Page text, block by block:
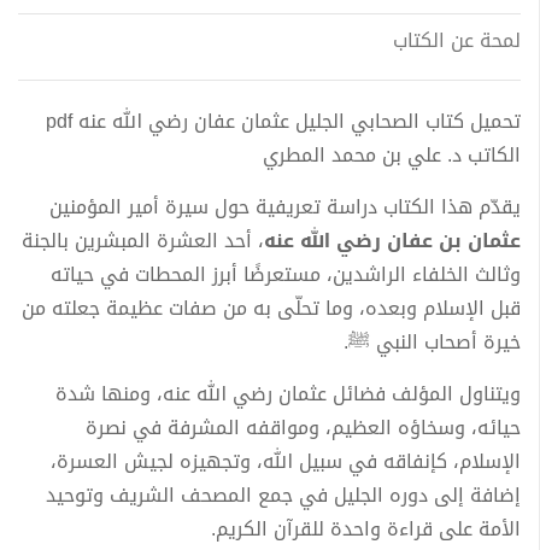
لمحة عن الكتاب
تحميل كتاب الصحابي الجليل عثمان عفان رضي الله عنه pdf
الكاتب د. علي بن محمد المطري
يقدّم هذا الكتاب دراسة تعريفية حول سيرة أمير المؤمنين
عثمان بن عفان رضي الله عنه، أحد العشرة المبشرين بالجنة
وثالث الخلفاء الراشدين، مستعرضًا أبرز المحطات في حياته
قبل الإسلام وبعده، وما تحلّى به من صفات عظيمة جعلته من
خيرة أصحاب النبي ﷺ.
ويتناول المؤلف فضائل عثمان رضي الله عنه، ومنها شدة
حيائه، وسخاؤه العظيم، ومواقفه المشرفة في نصرة
الإسلام، كإنفاقه في سبيل الله، وتجهيزه لجيش العسرة،
إضافة إلى دوره الجليل في جمع المصحف الشريف وتوحيد
الأمة على قراءة واحدة للقرآن الكريم.